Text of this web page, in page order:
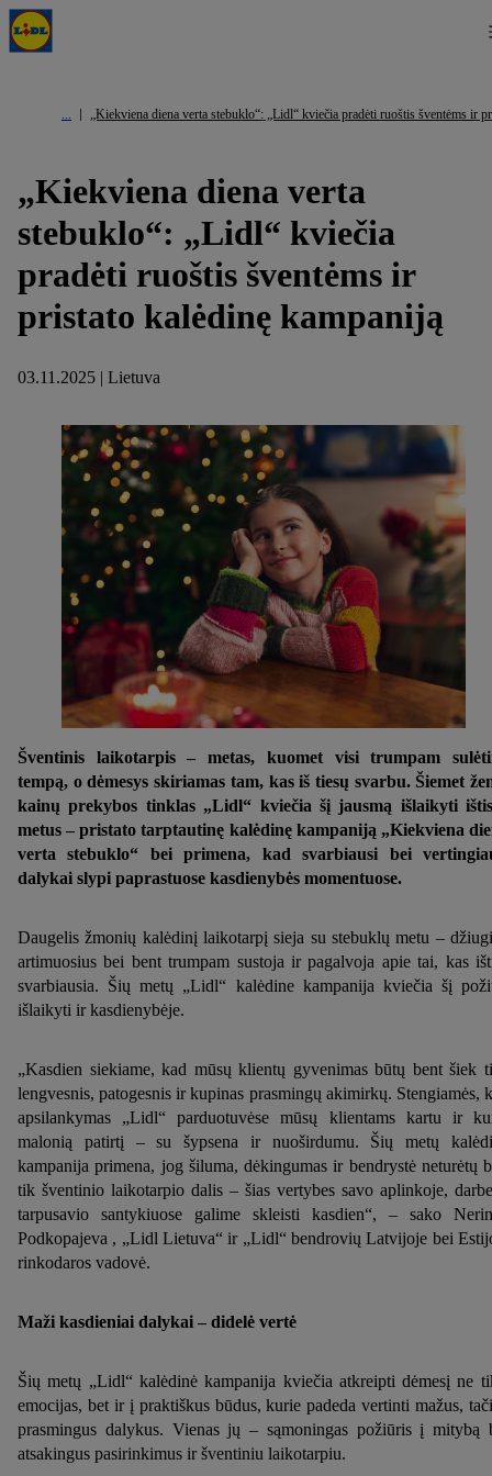
„Kiekviena diena verta stebuklo“: „Lidl“ kviečia pradėti ruoštis šventėms ir
„Kiekviena diena verta
stebuklo“: „Lidl“ kviečia
pradėti ruoštis šventėms ir
pristato kalėdinę kampaniją
03.11.2025 | Lietuva
Šventinis laikotarpis – metas, kuomet visi trumpam
tempą, o dėmesys skiriamas tam, kas iš tiesų svarbu. Šiemet
kainų prekybos tinklas „Lidl“ kviečia šį jausmą išlaikyti
metus – pristato tarptautinę kalėdinę kampaniją „Kiekviena
verta stebuklo“ bei primena, kad svarbiausi bei
dalykai slypi paprastuose kasdienybės momentuose.
Daugelis žmonių kalėdinį laikotarpį sieja su stebuklų metu –
artimuosius bei bent trumpam sustoja ir pagalvoja apie tai, kas
svarbiausia. Šių metų „Lidl“ kalėdine kampanija kviečia šį
išlaikyti ir kasdienybėje.
„Kasdien siekiame, kad mūsų klientų gyvenimas būtų bent šiek
lengvesnis, patogesnis ir kupinas prasmingų akimirkų. Stengiamės,
apsilankymas „Lidl“ parduotuvėse mūsų klientams kartu ir
malonią patirtį – su šypsena ir nuoširdumu. Šių metų
kampanija primena, jog šiluma, dėkingumas ir bendrystė neturėtų
tik šventinio laikotarpio dalis – šias vertybes savo aplinkoje,
tarpusavio santykiuose galime skleisti kasdien“, – sako
Podkopajeva , „Lidl Lietuva“ ir „Lidl“ bendrovių Latvijoje bei
rinkodaros vadovė.
Maži kasdieniai dalykai – didelė vertė
Šių metų „Lidl“ kalėdinė kampanija kviečia atkreipti dėmesį ne
emocijas, bet ir į praktiškus būdus, kurie padeda vertinti mažus,
prasmingus dalykus. Vienas jų – sąmoningas požiūris į mitybą
atsakingus pasirinkimus ir šventiniu laikotarpiu.